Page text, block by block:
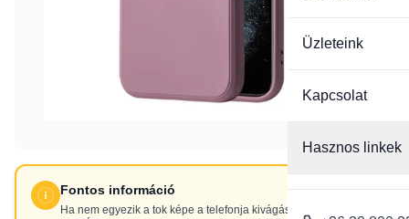
Üzleteink
Kapcsolat
Hasznos linkek
Fontos információ
Ha nem egyezik a tok képe a telefonja kivágásaival, NE